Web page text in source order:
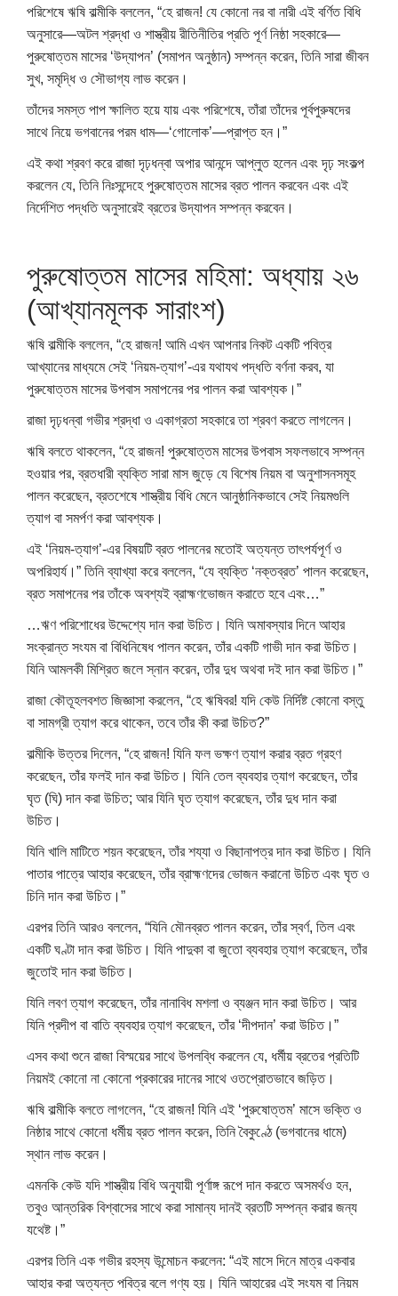
পরিশেষে ঋষি বাল্মীকি বললেন, “হে রাজন! যে কোনো নর বা নারী এই বর্ণিত বিধি
অনুসারে—অটল শ্রদ্ধা ও শাস্ত্রীয় রীতিনীতির প্রতি পূর্ণ নিষ্ঠা সহকারে—
পুরুষোত্তম মাসের ‘উদ্যাপন’ (সমাপন অনুষ্ঠান) সম্পন্ন করেন, তিনি সারা জীবন
সুখ, সমৃদ্ধি ও সৌভাগ্য লাভ করেন।
তাঁদের সমস্ত পাপ ক্ষালিত হয়ে যায় এবং পরিশেষে, তাঁরা তাঁদের পূর্বপুরুষদের
সাথে নিয়ে ভগবানের পরম ধাম—‘গোলোক’—প্রাপ্ত হন।”
এই কথা শ্রবণ করে রাজা দৃঢ়ধন্বা অপার আনন্দে আপ্লুত হলেন এবং দৃঢ় সংকল্প
করলেন যে, তিনি নিঃসন্দেহে পুরুষোত্তম মাসের ব্রত পালন করবেন এবং এই
নির্দেশিত পদ্ধতি অনুসারেই ব্রতের উদ্যাপন সম্পন্ন করবেন।
পুরুষোত্তম মাসের মহিমা: অধ্যায় ২৬
(আখ্যানমূলক সারাংশ)
ঋষি বাল্মীকি বললেন, “হে রাজন! আমি এখন আপনার নিকট একটি পবিত্র
আখ্যানের মাধ্যমে সেই ‘নিয়ম-ত্যাগ’-এর যথাযথ পদ্ধতি বর্ণনা করব, যা
পুরুষোত্তম মাসের উপবাস সমাপনের পর পালন করা আবশ্যক।”
রাজা দৃঢ়ধন্বা গভীর শ্রদ্ধা ও একাগ্রতা সহকারে তা শ্রবণ করতে লাগলেন।
ঋষি বলতে থাকলেন, “হে রাজন! পুরুষোত্তম মাসের উপবাস সফলভাবে সম্পন্ন
হওয়ার পর, ব্রতধারী ব্যক্তি সারা মাস জুড়ে যে বিশেষ নিয়ম বা অনুশাসনসমূহ
পালন করেছেন, ব্রতশেষে শাস্ত্রীয় বিধি মেনে আনুষ্ঠানিকভাবে সেই নিয়মগুলি
ত্যাগ বা সমর্পণ করা আবশ্যক।
এই ‘নিয়ম-ত্যাগ’-এর বিষয়টি ব্রত পালনের মতোই অত্যন্ত তাৎপর্যপূর্ণ ও
অপরিহার্য।” তিনি ব্যাখ্যা করে বললেন, “যে ব্যক্তি ‘নক্তব্রত’ পালন করেছেন,
ব্রত সমাপনের পর তাঁকে অবশ্যই ব্রাহ্মণভোজন করাতে হবে এবং…”
…ঋণ পরিশোধের উদ্দেশ্যে দান করা উচিত। যিনি অমাবস্যার দিনে আহার
সংক্রান্ত সংযম বা বিধিনিষেধ পালন করেন, তাঁর একটি গাভী দান করা উচিত।
যিনি আমলকী মিশ্রিত জলে স্নান করেন, তাঁর দুধ অথবা দই দান করা উচিত।”
রাজা কৌতূহলবশত জিজ্ঞাসা করলেন, “হে ঋষিবর! যদি কেউ নির্দিষ্ট কোনো বস্তু
বা সামগ্রী ত্যাগ করে থাকেন, তবে তাঁর কী করা উচিত?”
বাল্মীকি উত্তর দিলেন, “হে রাজন! যিনি ফল ভক্ষণ ত্যাগ করার ব্রত গ্রহণ
করেছেন, তাঁর ফলই দান করা উচিত। যিনি তেল ব্যবহার ত্যাগ করেছেন, তাঁর
ঘৃত (ঘি) দান করা উচিত; আর যিনি ঘৃত ত্যাগ করেছেন, তাঁর দুধ দান করা
উচিত।
যিনি খালি মাটিতে শয়ন করেছেন, তাঁর শয্যা ও বিছানাপত্র দান করা উচিত। যিনি
পাতার পাত্রে আহার করেছেন, তাঁর ব্রাহ্মণদের ভোজন করানো উচিত এবং ঘৃত ও
চিনি দান করা উচিত।”
এরপর তিনি আরও বললেন, “যিনি মৌনব্রত পালন করেন, তাঁর স্বর্ণ, তিল এবং
একটি ঘণ্টা দান করা উচিত। যিনি পাদুকা বা জুতো ব্যবহার ত্যাগ করেছেন, তাঁর
জুতোই দান করা উচিত।
যিনি লবণ ত্যাগ করেছেন, তাঁর নানাবিধ মশলা ও ব্যঞ্জন দান করা উচিত। আর
যিনি প্রদীপ বা বাতি ব্যবহার ত্যাগ করেছেন, তাঁর ‘দীপদান’ করা উচিত।”
এসব কথা শুনে রাজা বিস্ময়ের সাথে উপলব্ধি করলেন যে, ধর্মীয় ব্রতের প্রতিটি
নিয়মই কোনো না কোনো প্রকারের দানের সাথে ওতপ্রোতভাবে জড়িত।
ঋষি বাল্মীকি বলতে লাগলেন, “হে রাজন! যিনি এই ‘পুরুষোত্তম’ মাসে ভক্তি ও
নিষ্ঠার সাথে কোনো ধর্মীয় ব্রত পালন করেন, তিনি বৈকুণ্ঠে (ভগবানের ধামে)
স্থান লাভ করেন।
এমনকি কেউ যদি শাস্ত্রীয় বিধি অনুযায়ী পূর্ণাঙ্গ রূপে দান করতে অসমর্থও হন,
তবুও আন্তরিক বিশ্বাসের সাথে করা সামান্য দানই ব্রতটি সম্পন্ন করার জন্য
যথেষ্ট।”
এরপর তিনি এক গভীর রহস্য উন্মোচন করলেন: “এই মাসে দিনে মাত্র একবার
আহার করা অত্যন্ত পবিত্র বলে গণ্য হয়। যিনি আহারের এই সংযম বা নিয়ম